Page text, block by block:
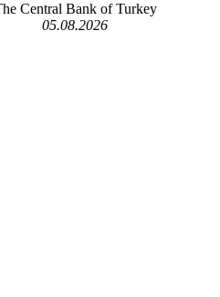
Central Bank of Turkey
05.08.2026